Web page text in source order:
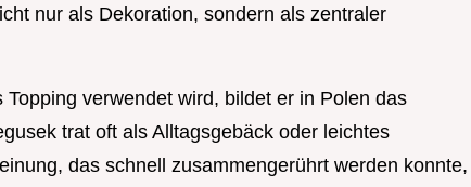
nur als Dekoration, sondern als zentraler
verwendet wird, bildet er in Polen das
trat oft als Alltagsgebäck oder leichtes
das schnell zusammengerührt werden konnte,